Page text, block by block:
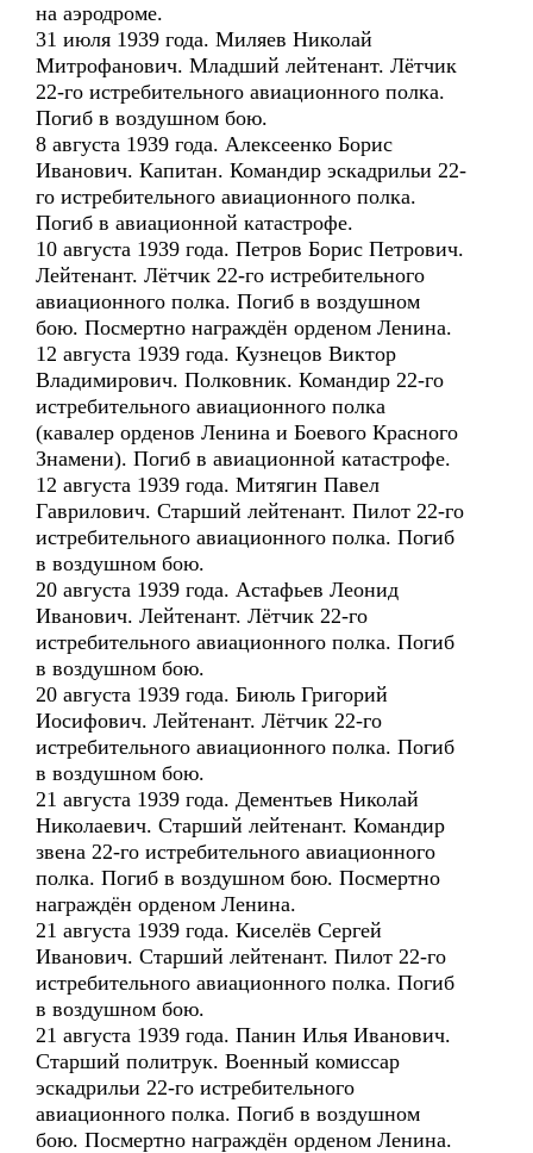
на аэродроме.
31 июля 1939 года. Миляев Николай
Митрофанович. Младший лейтенант. Лётчик
22-го истребительного авиационного полка.
Погиб в воздушном бою.
8 августа 1939 года. Алексеенко Борис
Иванович. Капитан. Командир эскадрильи 22-
го истребительного авиационного полка.
Погиб в авиационной катастрофе.
10 августа 1939 года. Петров Борис Петрович.
Лейтенант. Лётчик 22-го истребительного
авиационного полка. Погиб в воздушном
бою. Посмертно награждён орденом Ленина.
12 августа 1939 года. Кузнецов Виктор
Владимирович. Полковник. Командир 22-го
истребительного авиационного полка
(кавалер орденов Ленина и Боевого Красного
Знамени). Погиб в авиационной катастрофе.
12 августа 1939 года. Митягин Павел
Гаврилович. Старший лейтенант. Пилот 22-го
истребительного авиационного полка. Погиб
в воздушном бою.
20 августа 1939 года. Астафьев Леонид
Иванович. Лейтенант. Лётчик 22-го
истребительного авиационного полка. Погиб
в воздушном бою.
20 августа 1939 года. Биюль Григорий
Иосифович. Лейтенант. Лётчик 22-го
истребительного авиационного полка. Погиб
в воздушном бою.
21 августа 1939 года. Дементьев Николай
Николаевич. Старший лейтенант. Командир
звена 22-го истребительного авиационного
полка. Погиб в воздушном бою. Посмертно
награждён орденом Ленина.
21 августа 1939 года. Киселёв Сергей
Иванович. Старший лейтенант. Пилот 22-го
истребительного авиационного полка. Погиб
в воздушном бою.
21 августа 1939 года. Панин Илья Иванович.
Старший политрук. Военный комиссар
эскадрильи 22-го истребительного
авиационного полка. Погиб в воздушном
бою. Посмертно награждён орденом Ленина.